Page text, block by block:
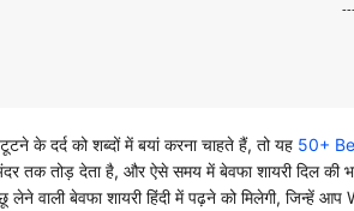
के दर्द को शब्दों में बयां करना चाहते हैं, तो यह 50+
तक तोड़ देता है, और ऐसे समय में बेवफा शायरी दिल की
वाली बेवफा शायरी हिंदी में पढ़ने को मिलेगी,